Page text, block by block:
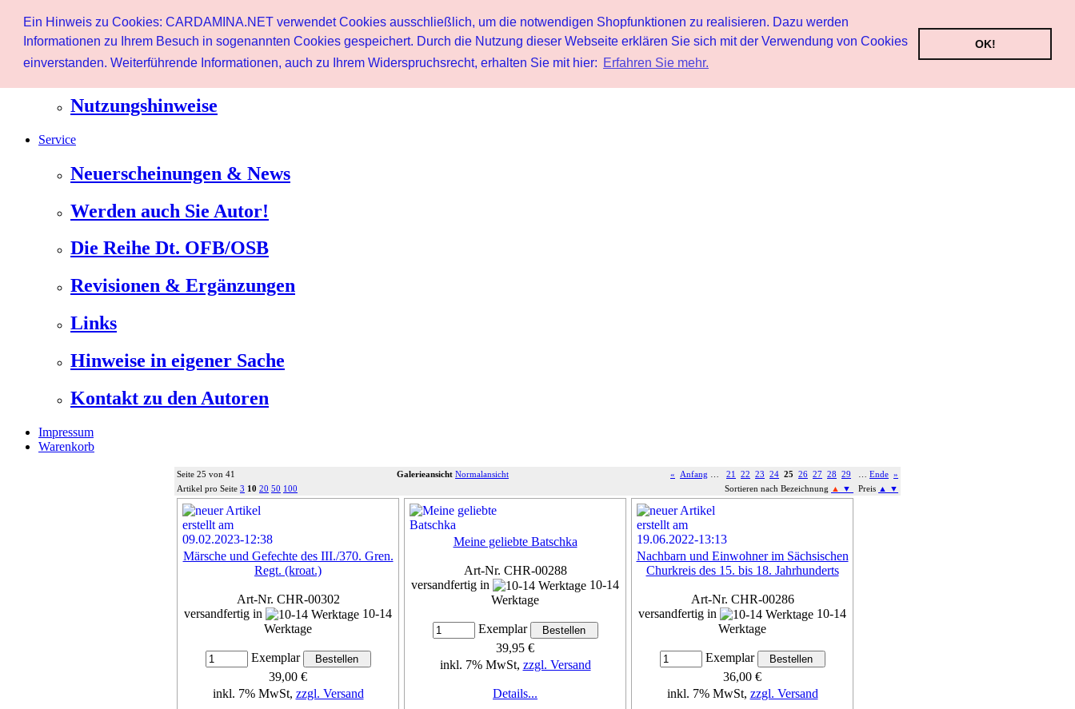
Ein Hinweis zu Cookies: CARDAMINA.NET verwendet Cookies ausschließlich, um die notwendigen Shopfunktionen zu realisieren. Dazu werden
Informationen zu Ihrem Besuch in sogenannten Cookies gespeichert. Durch die Nutzung dieser Webseite erklären Sie sich mit der Verwendung von Cookies
einverstanden. Weiterführende Informationen, auch zu Ihrem Widerspruchsrecht, erhalten Sie mit hier: Erfahren Sie mehr.
OK!
Start
Benutzer
Newsletter
Nutzungshinweise
Service
Neuerscheinungen & News
Werden auch Sie Autor!
Die Reihe Dt. OFB/OSB
Revisionen & Ergänzungen
Links
Hinweise in eigener Sache
Kontakt zu den Autoren
Impressum
Warenkorb
Seite 25 von 41 « Anfang 21 22 23 24 25 26 27 28 29 Ende »
Galerieansicht Normalansicht
Artikel pro Seite 3 10 20 50 100 Sortieren nach Bezeichnung ▲ ▼ Preis ▲ ▼
Märsche und Gefechte des III./370. Gren.
Regt. (kroat.)
Art-Nr. CHR-00302
versandfertig in
10-14
Werktage
Exemplar
39,00 €
inkl. 7% MwSt, zzgl. Versand
Meine geliebte Batschka
Art-Nr. CHR-00288
versandfertig in
10-14
Werktage
Exemplar
39,95 €
inkl. 7% MwSt, zzgl. Versand
Details...
Nachbarn und Einwohner im Sächsischen
Churkreis des 15. bis 18. Jahrhunderts
Art-Nr. CHR-00286
versandfertig in
10-14
Werktage
Exemplar
36,00 €
inkl. 7% MwSt, zzgl. Versand